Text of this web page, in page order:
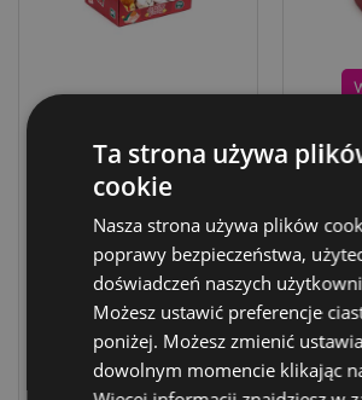
kształtach
świątecznych
Squidglys Festive
Friends Christmas
XKEY293
DOSTAWA:
09/08/2026
Ta strona używa
cookie
Nasza strona używa plików
poprawy bezpieczeństwa,
doświadczeń naszych
Możesz ustawić preferencje
poniżej. Możesz zmienić
dowolnym momencie klikając